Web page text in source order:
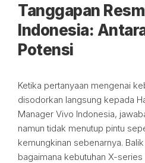
Tanggapan
Indonesia:
Potensi
Ketika pertanyaan mengenai
disodorkan langsung kepada
Manager Vivo Indonesia,
namun tidak menutup pintu
kemungkinan sebenarnya.
bagaimana kebutuhan X-